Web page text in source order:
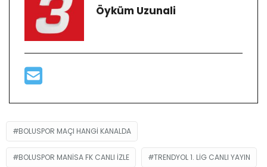
Öyküm Uzunali
BOLUSPOR MAÇI HANGI KANALDA
BOLUSPOR MANISA FK CANLI IZLE TRENDYOL 1. LIG CANLI YAYIN